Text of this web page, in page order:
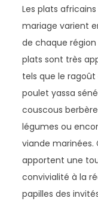
Les plats
mariage varient
de chaque
plats sont très
tels que le ragoût
poulet yassa
couscous
légumes ou
viande marinées.
apportent une
convivialité à la
papilles des